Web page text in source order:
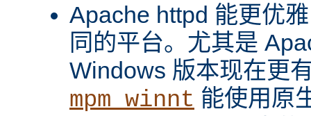
Apache httpd 能更优
同的平台。尤其是
Windows 版本现在更
mpm_winnt 能使用原